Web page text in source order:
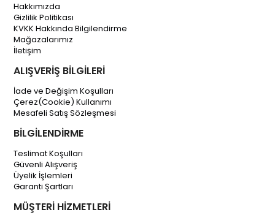
Hakkımızda
Gizlilik Politikası
KVKK Hakkında Bilgilendirme
Mağazalarımız
İletişim
ALIŞVERİŞ BİLGİLERİ
İade ve Değişim Koşulları
Çerez(Cookie) Kullanımı
Mesafeli Satış Sözleşmesi
BİLGİLENDİRME
Teslimat Koşulları
Güvenli Alışveriş
Üyelik İşlemleri
Garanti Şartları
MÜŞTERİ HİZMETLERİ